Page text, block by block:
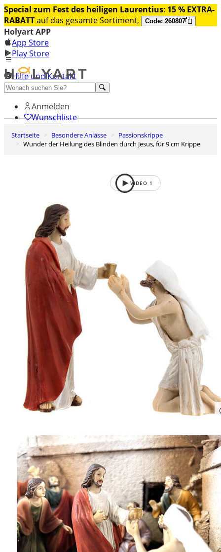
Special zum Fest des heiligen Laurentius: 15 % EXTRA-
RABATTauf das gesamte Sortiment, Code: 260807
Holyart APP
App Store
Play Store
Hilfe und Kontakt
Entdecken Sie Premium
Anmelden
Wunschliste
0
Warenkorb
Startseite Besondere Anlässe
Passionskrippe
Wunder der Heilung des Blinden durch Jesus, für 9 cm Krippe
VIDEO 1